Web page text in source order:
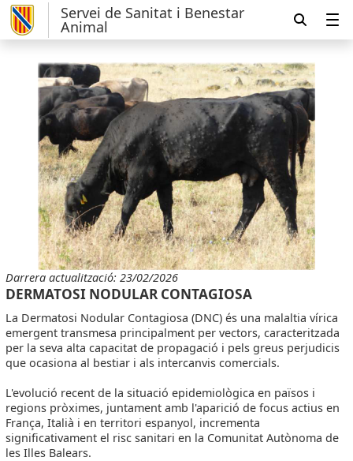
Servei de Sanitat i Benestar
Animal
Darrera actualització: 23/02/2026
DERMATOSI NODULAR CONTAGIOSA
La Dermatosi Nodular Contagiosa (DNC) és una malaltia vírica
emergent transmesa principalment per vectors, caracteritzada
per la seva alta capacitat de propagació i pels greus perjudicis
que ocasiona al bestiar i als intercanvis comercials.
L'evolució recent de la situació epidemiològica en països i
regions pròximes, juntament amb l'aparició de focus actius en
França, Italià i en territori espanyol, incrementa
significativament el risc sanitari en la Comunitat Autònoma de
les Illes Balears.